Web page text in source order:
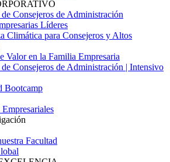
Consejeros de Administración
Líderes
Climática para Consejeros y Altos
Valor en la Familia Empresaria
Consejeros de Administración | Intensivo
Bootcamp
Facultad